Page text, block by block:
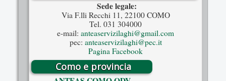
Sede legale:
Via F.lli Recchi 11, 22100 COMO
Tel. 031 304000
e-mail: anteaservizilaghi@gmail.com
pec: anteaservizilaghi@pec.it
Pagina Facebook
Como e provincia